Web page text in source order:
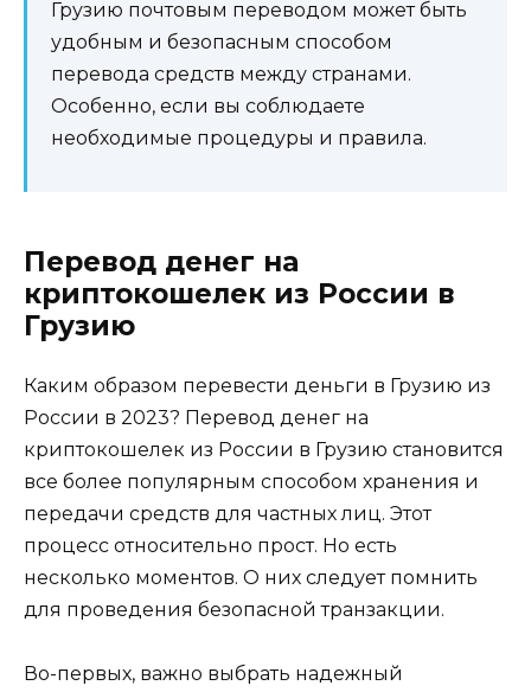
Грузию почтовым переводом может быть
удобным и безопасным способом
перевода средств между странами.
Особенно, если вы соблюдаете
необходимые процедуры и правила.
Перевод денег на
криптокошелек из России в
Грузию
Каким образом перевести деньги в Грузию из
России в 2023? Перевод денег на
криптокошелек из России в Грузию становится
все более популярным способом хранения и
передачи средств для частных лиц. Этот
процесс относительно прост. Но есть
несколько моментов. О них следует помнить
для проведения безопасной транзакции.
Во-первых, важно выбрать надежный